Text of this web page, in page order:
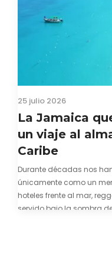
25 julio 2026
La Jamaica
un viaje al
Caribe
Durante décadas nos
únicamente como un
hoteles frente al mar,
servido bajo la sombra